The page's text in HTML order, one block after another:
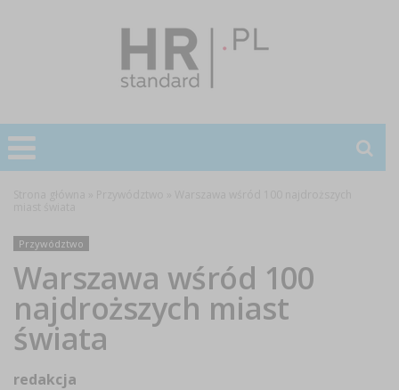
Przywództwo
Warszawa wśród 100
najdroższych miast
świata
redakcja